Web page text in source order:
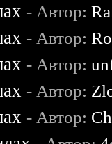
- Автор:
- Автор:
- Автор:
- Автор:
- Автор: